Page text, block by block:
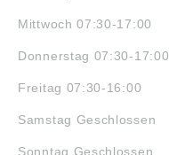
Mittwoch 07:30-17:00
Donnerstag 07:30-17:00
Freitag 07:30-16:00
Samstag Geschlossen
Sonntag Geschlossen